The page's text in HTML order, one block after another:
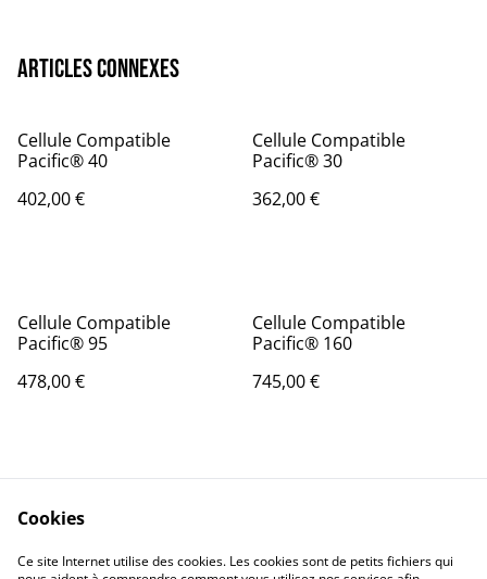
Articles connexes
Cellule Compatible
Pacific® 40
402,00 €
Cellule Compatible
Pacific® 30
362,00 €
Cellule Compatible
Pacific® 95
478,00 €
Cellule Compatible
Pacific® 160
745,00 €
Cookies
Ce site Internet utilise des cookies. Les cookies sont de petits fichiers qui